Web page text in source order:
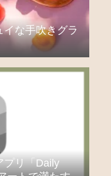
な手吹きグラ
プリ「Daily